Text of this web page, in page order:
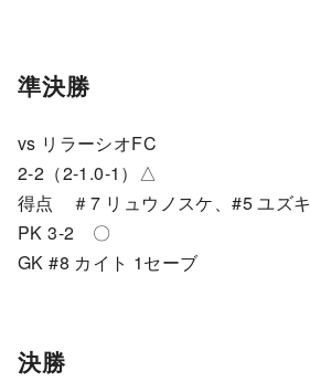
準決勝
vs リラーシオFC
2-2（2-1.0-1）△
得点 ＃7 リュウノスケ、#5 ユズキ
PK 3-2 〇
GK #8 カイト 1セーブ
決勝